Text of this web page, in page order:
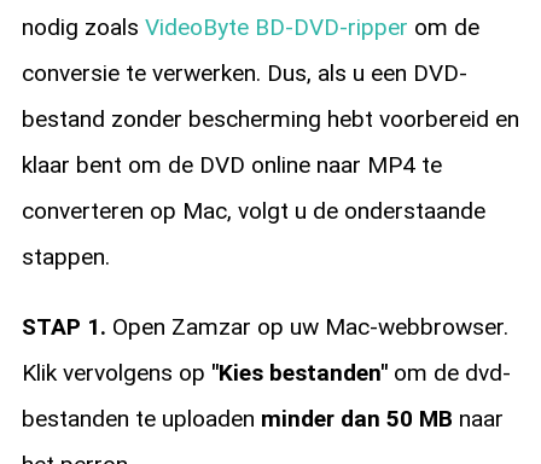
nodig zoals VideoByte BD-DVD-ripper om de
conversie te verwerken. Dus, als u een DVD-
bestand zonder bescherming hebt voorbereid en
klaar bent om de DVD online naar MP4 te
converteren op Mac, volgt u de onderstaande
stappen.
STAP 1. Open Zamzar op uw Mac-webbrowser.
Klik vervolgens op "Kies bestanden"om de dvd-
bestanden te uploaden minder dan 50 MB naar